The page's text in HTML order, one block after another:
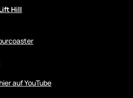
Hill
auf YouTube